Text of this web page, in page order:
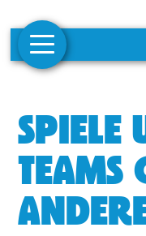
1.
FRAUEN
CAMPUS
SPIELE
TEAMS